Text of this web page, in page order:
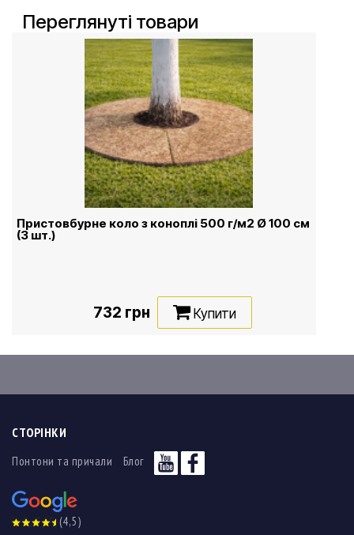
Переглянуті товари
Пристовбурне коло з коноплі 500 г/м2 Ø 100 см
(3 шт.)
732 грн Купити
СТОРІНКИ
Понтони та причали Блог
(4,5)